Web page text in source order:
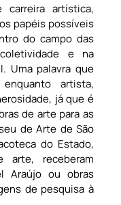
artística,
papéis possíveis
do campo das
e na
Uma palavra que
artista,
já que é
de arte para as
de Arte de São
do Estado,
arte, receberam
Araújo ou obras
de pesquisa à